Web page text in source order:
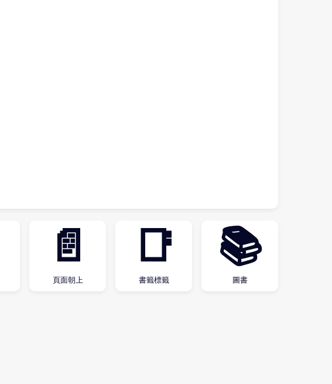
📄
頁面朝上
📑
書籤標籤
📚
圖書